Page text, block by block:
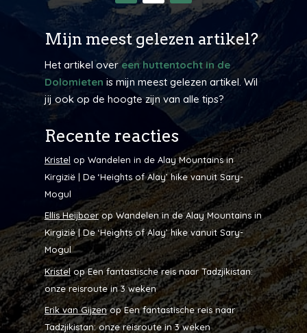
Mijn meest gelezen artikel?
Het artikel overeen huttentocht in de
Dolomieten is mijn meest gelezen artikel. Wil
jij ook op de hoogte zijn van alle tips?
Recente reacties
Kristel op Wandelen in de Alay Mountains in
Kirgizië | De ‘Heights of Alay’ hike vanuit Sary-
Mogul
Ellis Heijboerop Wandelen in de Alay Mountains in
Kirgizië | De ‘Heights of Alay’ hike vanuit Sary-
Mogul
KristelopEen fantastische reis naar Tadzjikistan:
onze reisroute in 3 weken
Erik van GijzenopEen fantastische reis naar
Tadzjikistan: onze reisroute in 3 weken